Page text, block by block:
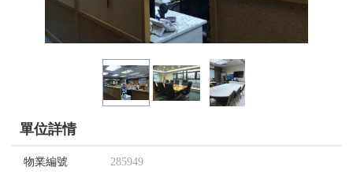
單位詳情
物業編號 285949